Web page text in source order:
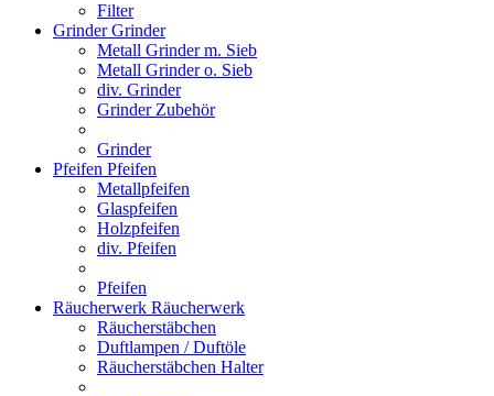
Filter
GrinderGrinder
Metall Grinder m. Sieb
Metall Grinder o. Sieb
div. Grinder
Grinder Zubehör
Grinder
Pfeifen Pfeifen
Metallpfeifen
Glaspfeifen
Holzpfeifen
div. Pfeifen
Pfeifen
Räucherwerk Räucherwerk
Räucherstäbchen
Duftlampen / Duftöle
Räucherstäbchen Halter